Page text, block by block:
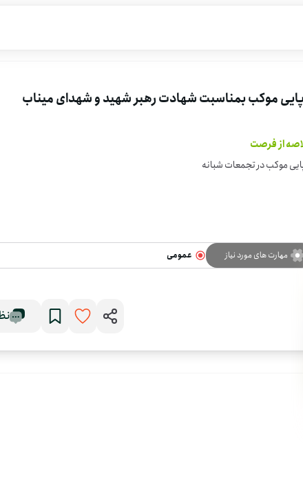
موکب بمناسبت شهادت رهبر شهید و شهدای میناب
از فرصت
موکب در تجمعات شبانه
مهارت های مورد نیاز
عمومی